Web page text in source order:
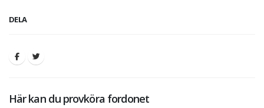
DELA
Här kan du provköra fordonet